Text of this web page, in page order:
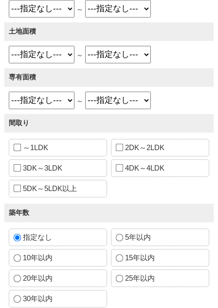
～
土地面積
～
専有面積
～
間取り
～1LDK 2DK～2LDK
3DK～3LDK 4DK～4LDK
5DK～5LDK以上
築年数
指定なし 5年以内
10年以内 15年以内
20年以内 25年以内
30年以内